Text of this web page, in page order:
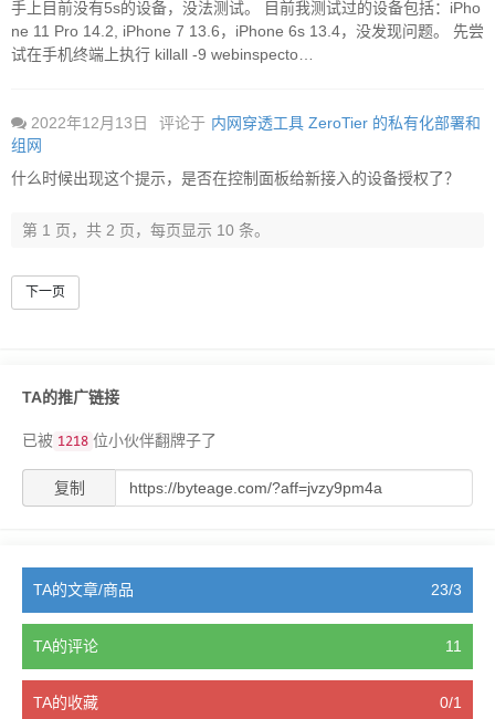
手上目前没有5s的设备，没法测试。 目前我测试过的设备包括：iPho
ne 11 Pro 14.2, iPhone 7 13.6，iPhone 6s 13.4，没发现问题。 先尝
试在手机终端上执行 killall -9 webinspecto…
2022年12月13日 评论于 内网穿透工具 ZeroTier 的私有化部署和
组网
什么时候出现这个提示，是否在控制面板给新接入的设备授权了？
第 1 页，共 2 页，每页显示 10 条。
下一页
TA的推广链接
已被 1218 位小伙伴翻牌子了
复制
TA的文章/商品 23/3
TA的评论 11
TA的收藏 0/1